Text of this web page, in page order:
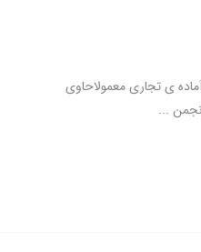
ی تجاری معمولاحاوی